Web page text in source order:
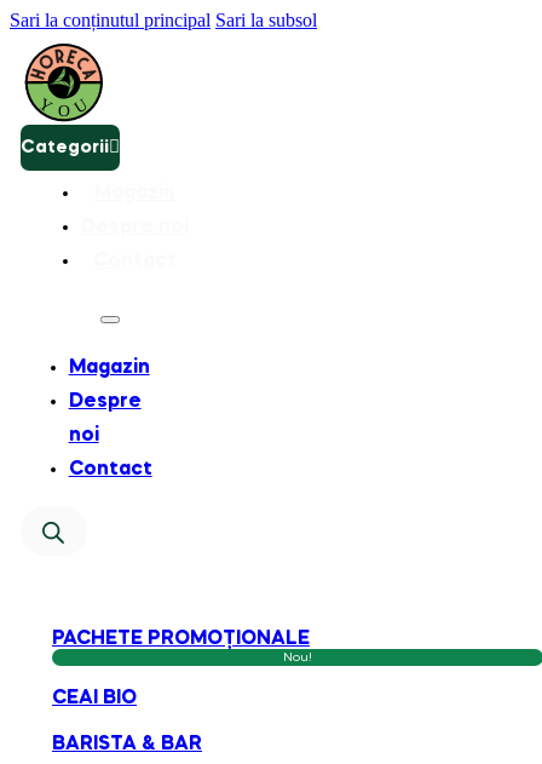
Sari la conținutul principal Sari la subsol
Categorii
Magazin
Despre
noi
Contact
PACHETE PROMOȚIONALE
Nou!
CEAI BIO
BARISTA & BAR